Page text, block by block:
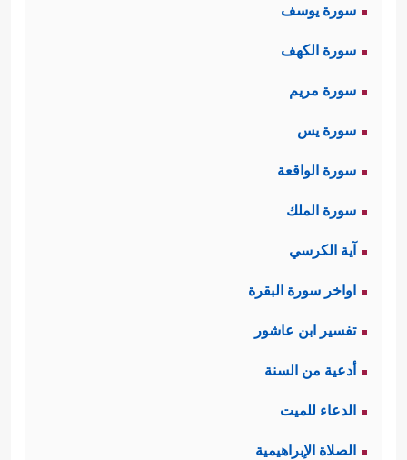
سورة يوسف
سورة الكهف
سورة مريم
سورة يس
سورة الواقعة
سورة الملك
آية الكرسي
اواخر سورة البقرة
تفسير ابن عاشور
أدعية من السنة
الدعاء للميت
الصلاة الإبراهيمية